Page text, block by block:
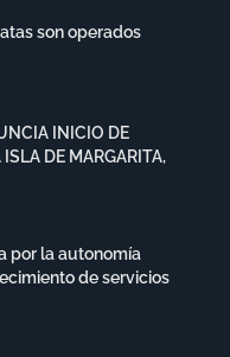
son operados
INICIO DE
DE MARGARITA,
por la autonomía
de servicios